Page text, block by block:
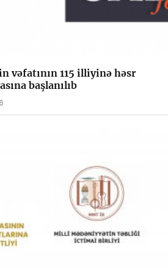
vəfatının 115 illiyinə həsr
başlanılıb